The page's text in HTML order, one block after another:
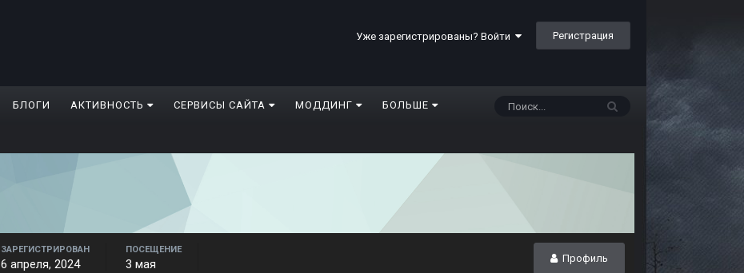
Уже зарегистрированы? Войти Регистрация
БЛОГИ АКТИВНОСТЬ СЕРВИСЫ САЙТА МОДДИНГ БОЛЬШЕ
Профиль
ЗАРЕГИСТРИРОВАН
6 апреля, 2024
ПОСЕЩЕНИЕ
3 мая